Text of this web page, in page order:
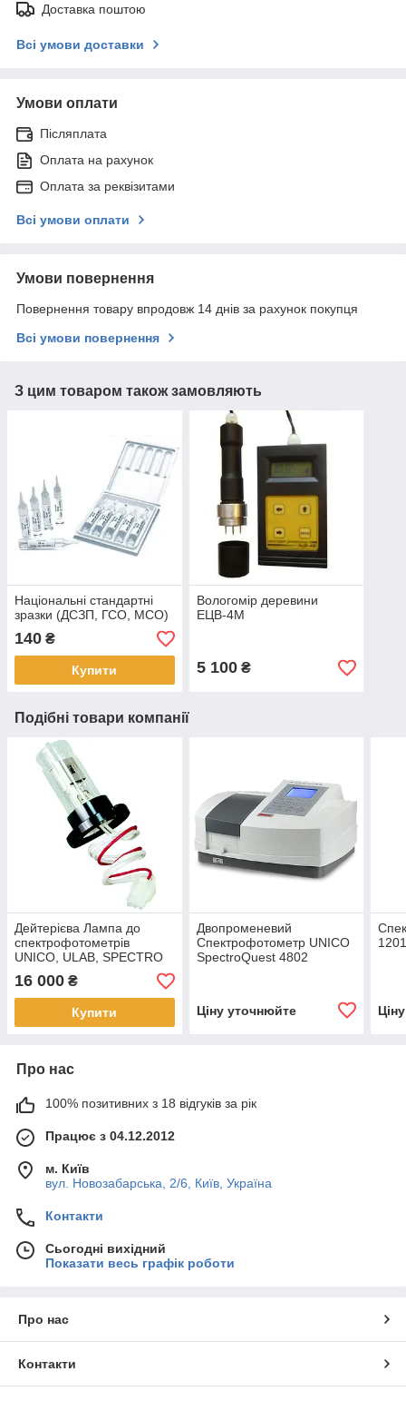
Доставка поштою
Всі умови доставки
Умови оплати
Післяплата
Оплата на рахунок
Оплата за реквізитами
Всі умови оплати
Умови повернення
Повернення товару впродовж 14 днів за рахунок покупця
Всі умови повернення
З цим товаром також замовляють
Національні стандартні
зразки (ДСЗП, ГСО, МСО)
140 ₴
Купити
Вологомір деревини
ЕЦВ-4М
5 100₴
Подібні товари компанії
Дейтерієва Лампа до
спектрофотометрів
UNICO, ULAB, SPECTRO
16 000 ₴
Купити
Двопроменевий
Спектрофотометр UNICO
SpectroQuest 4802
Ціну уточнюйте
Про нас
100% позитивних з 18 відгуків за рік
Працює з 04.12.2012
м. Київ
вул. Новозабарська, 2/6, Київ, Україна
Контакти
Сьогодні вихідний
Показати весь графік роботи
Про нас
Контакти